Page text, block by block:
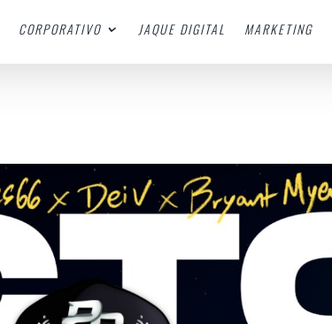
CORPORATIVO JAQUE DIGITAL MARKETING